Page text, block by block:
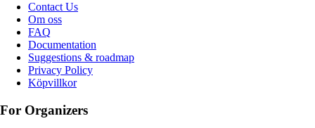
Contact Us
Om oss
FAQ
Documentation
Suggestions & roadmap
Privacy Policy
Köpvillkor
For Organizers